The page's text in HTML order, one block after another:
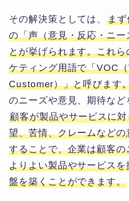
その解決策としては、ま
の「声（意見・反応・ニ
とが挙げられます。これ
ケティング用語で「VOC
Customer）」と呼びます
のニーズや意見、期待など
顧客が製品やサービスに
望、苦情、クレームなど
することで、企業は顧客
よりよい製品やサービス
盤を築くことができます。